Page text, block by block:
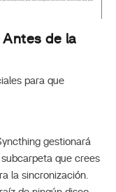
Antes de la
para que
gestionará
que crees
la sincronización.